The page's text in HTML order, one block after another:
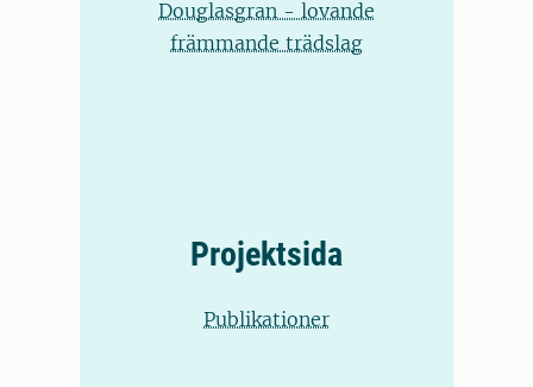
Douglasgran - lovande
främmande trädslag
Projektsida
Publikationer